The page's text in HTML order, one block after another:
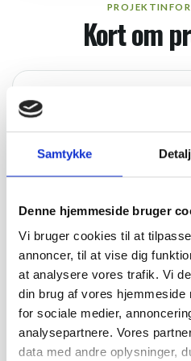
Samtykke
Denne hjemmeside bruger
Vi bruger cookies til at
annoncer, til at vise dig
at analysere vores trafik. Vi
din brug af vores hjemmeside
for sociale medier,
analysepartnere. Vores
data med andre oplysninger,
Kort om
ADRESSE
OMRÅDE/
Boligejendom